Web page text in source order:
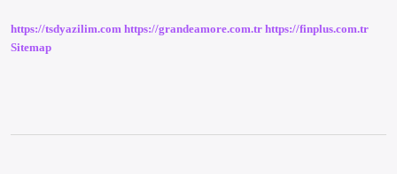
https://tsdyazilim.com https://grandeamore.com.tr https://finplus.com.tr
Sitemap